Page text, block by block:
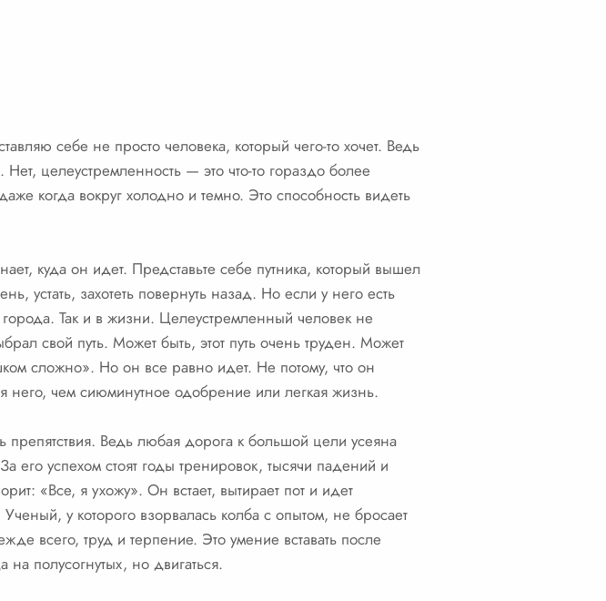
себе не просто человека, который чего-то хочет. Ведь
целеустремленность — это что-то гораздо более
когда вокруг холодно и темно. Это способность видеть
куда он идет. Представьте себе путника, который вышел
устать, захотеть повернуть назад. Но если у него есть
Так и в жизни. Целеустремленный человек не
свой путь. Может быть, этот путь очень труден. Может
сложно». Но он все равно идет. Не потому, что он
него, чем сиюминутное одобрение или легкая жизнь.
препятствия. Ведь любая дорога к большой цели усеяна
его успехом стоят годы тренировок, тысячи падений и
«Все, я ухожу». Он встает, вытирает пот и идет
у которого взорвалась колба с опытом, не бросает
всего, труд и терпение. Это умение вставать после
на полусогнутых, но двигаться.